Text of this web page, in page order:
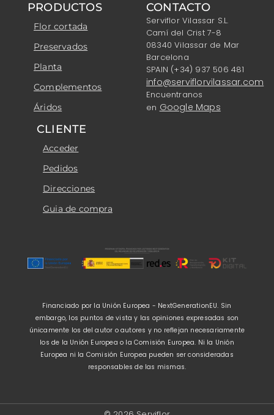
PRODUCTOS
Flor cortada
Preservados
Planta
Complementos
Áridos
CONTACTO
Serviflor Vilassar S.L.
Camí del Crist 7-8
08340 Vilassar de Mar
Barcelona
SPAIN (+34) 937 506 481
info@serviflorvilassar.com
Encuentranos
en Google Maps
CLIENTE
Acceder
Pedidos
Direcciones
Guia de compra
Financiado por la Unión Europea - NextGenerationEU. Sin
embargo, los puntos de vista y las opiniones expresadas son
únicamente los del autor o autores y no reflejan necesariamente
los de la Unión Europea o la Comisión Europea. Ni la Unión
Europea ni la Comisión Europea pueden ser consideradas
responsables de las mismas.